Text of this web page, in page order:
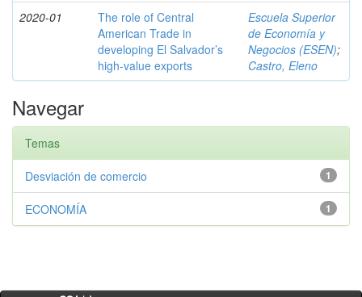
2020-01
The role of Central
American Trade in
developing El Salvador’s
high-value exports
Escuela Superior
de Economía y
Negocios (ESEN);
Castro, Eleno
Navegar
Temas
1
Desviación de comercio
1
ECONOMÍA